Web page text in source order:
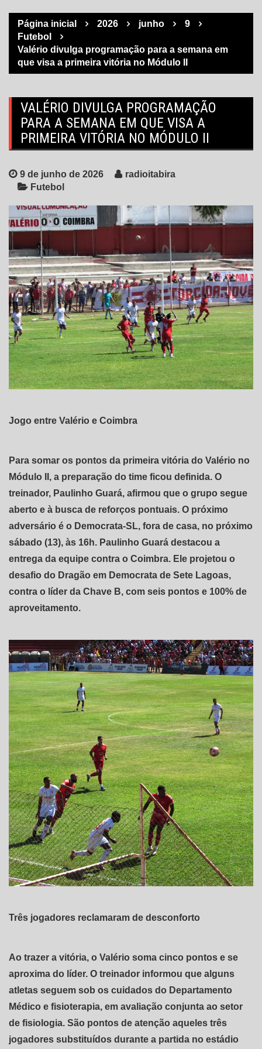
Página inicial 2026 junho
9
Futebol
Valério divulga programação para a semana em
que visa a primeira vitória no Módulo II
VALÉRIO DIVULGA PROGRAMAÇÃO
PARA A SEMANA EM QUE VISA A
PRIMEIRA VITÓRIA NO MÓDULO II
9 de junho de 2026
radioitabira
Futebol
Jogo entre Valério e Coimbra
Para somar os pontos da primeira vitória do Valério no
Módulo II, a preparação do time ficou definida. O
treinador, Paulinho Guará, afirmou que o grupo segue
aberto e à busca de reforços pontuais. O próximo
adversário é o Democrata-SL, fora de casa, no próximo
sábado (13), às 16h. Paulinho Guará destacou a
entrega da equipe contra o Coimbra. Ele projetou o
desafio do Dragão em Democrata de Sete Lagoas,
contra o líder da Chave B, com seis pontos e 100% de
aproveitamento.
Três jogadores reclamaram de desconforto
Ao trazer a vitória, o Valério soma cinco pontos e se
aproxima do líder. O treinador informou que alguns
atletas seguem sob os cuidados do Departamento
Médico e fisioterapia, em avaliação conjunta ao setor
de fisiologia. São pontos de atenção aqueles três
jogadores substituídos durante a partida no estádio